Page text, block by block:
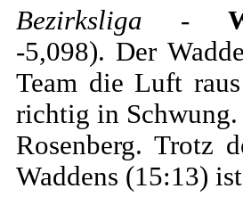
Bezirksliga -
-5,098). Der
Team die Luft
richtig in
Rosenberg. Trotz
Waddens (15:13)